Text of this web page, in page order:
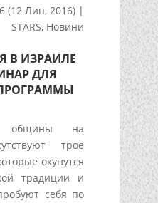
(12 Лип, 2016) |
STARS, Новини
В ИЗРАИЛЕ
ДЛЯ
на
трое
окунутся
традиции и
себя по